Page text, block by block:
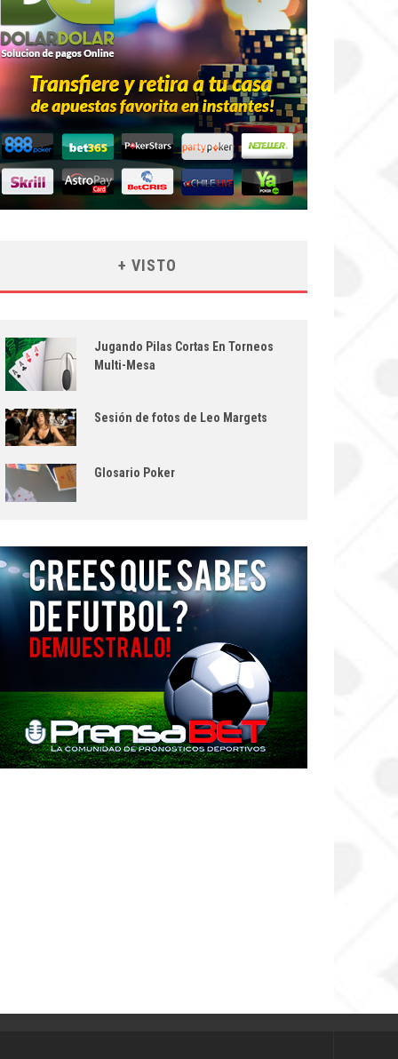
+ VISTO
Jugando Pilas Cortas En Torneos
Multi-Mesa
Sesión de fotos de Leo Margets
Glosario Poker